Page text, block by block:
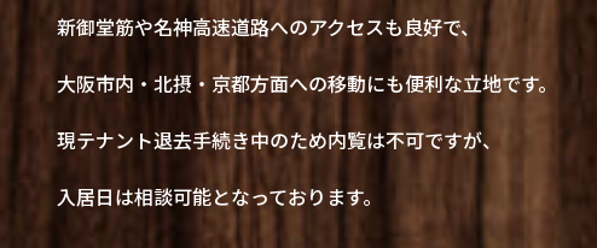
新御堂筋や名神高速道路へのアクセスも良好で、
大阪市内・北摂・京都方面への移動にも便利な立地です。
現テナント退去手続き中のため内覧は不可ですが、
入居日は相談可能となっております。